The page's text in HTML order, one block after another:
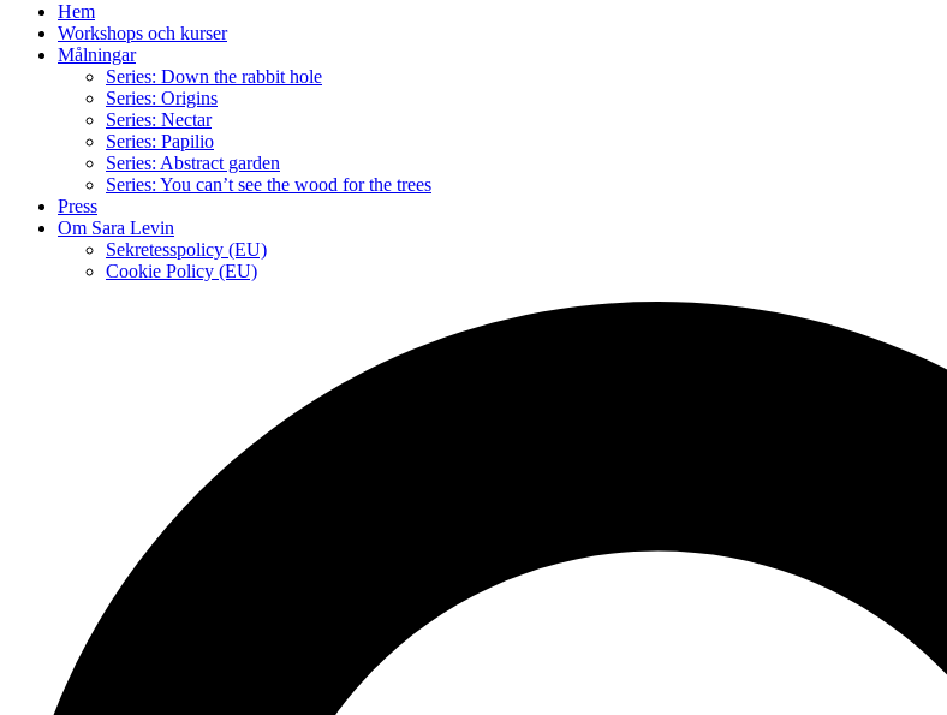
Hem
Workshops och kurser
Målningar
Series: Down the rabbit hole
Series: Origins
Series: Nectar
Series: Papilio
Series: Abstract garden
Series: You can’t see the wood for the trees
Press
Om Sara Levin
Sekretesspolicy (EU)
Cookie Policy (EU)